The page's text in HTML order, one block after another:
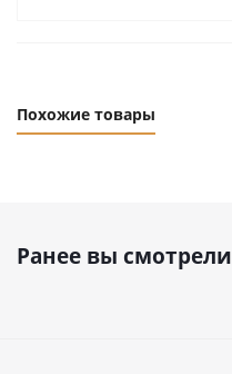
Похожие товары
Ранее вы смотрели